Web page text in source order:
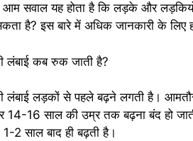
सवाल यह होता है कि लड़के और
है? इस बारे में अधिक जानकारी के लिए
लंबाई कब रुक जाती है?
लंबाई लड़कों से पहले बढ़ने लगती है।
16 साल की उम्र तक बढ़ना बंद हो जाती
2 साल बाद ही बढ़ती है।